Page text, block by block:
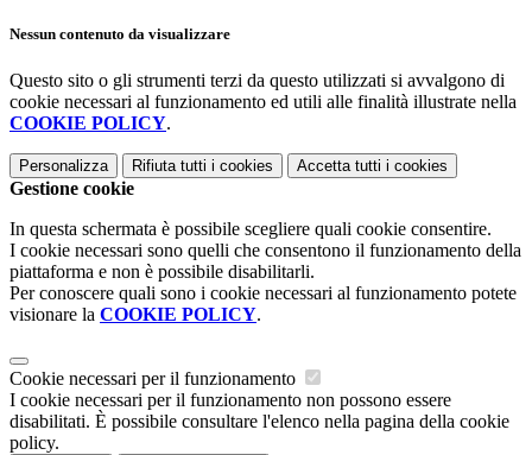
Nessun contenuto da visualizzare
Questo sito o gli strumenti terzi da questo utilizzati si avvalgono di
cookie necessari al funzionamento ed utili alle finalità illustrate nella
COOKIE POLICY.
Personalizza Rifiuta tutti i cookies Accetta tutti i cookies
Gestione cookie
In questa schermata è possibile scegliere quali cookie consentire.
I cookie necessari sono quelli che consentono il funzionamento della
piattaforma e non è possibile disabilitarli.
Per conoscere quali sono i cookie necessari al funzionamento potete
visionare la COOKIE POLICY.
Cookie necessari per il funzionamento
I cookie necessari per il funzionamento non possono essere
disabilitati. È possibile consultare l'elenco nella pagina della cookie
policy.